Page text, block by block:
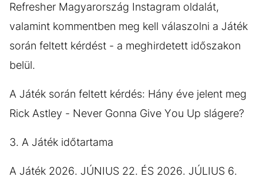
Refresher Magyarország Instagram oldalát,
valamint kommentben meg kell válaszolni a Játék
során feltett kérdést - a meghirdetett időszakon
belül.
A Játék során feltett kérdés: Hány éve jelent meg
Rick Astley - Never Gonna Give You Up slágere?
3. A Játék időtartama
A Játék 2026. JÚNIUS 22. ÉS 2026. JÚLIUS 6.